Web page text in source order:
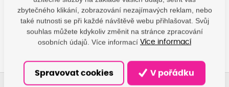
DAMO0173 DAMO2437
zbytečného klikání, zobrazování nezajímavých reklam, nebo
také nutnosti se při každé návštěvě webu přihlašovat. Svůj
souhlas můžete kdykoliv změnit na stránce zpracování
osobních údajů. Více informací Více informací
Spravovat cookies V pořádku